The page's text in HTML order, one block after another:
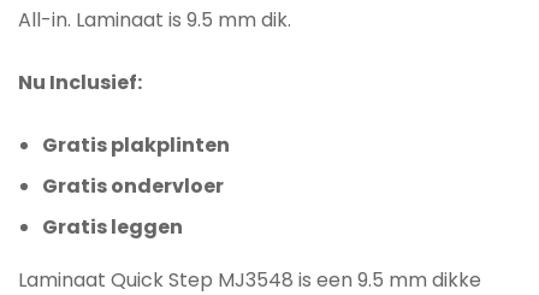
All-in. Laminaat is 9.5 mm dik.
Nu Inclusief:
Gratis plakplinten
Gratis ondervloer
Gratis leggen
Laminaat Quick Step MJ3548 is een 9.5 mm dikke